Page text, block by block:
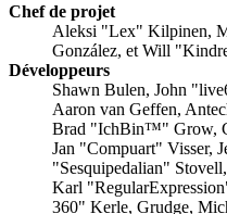
Chef de projet
Aleksi "Lex" Kilpinen,
González, et Will
Développeurs
Shawn Bulen, John
Aaron van Geffen,
Brad "IchBin™" Grow,
Jan "Compuart" Visser,
"Sesquipedalian"
Karl
360" Kerle, Grudge,